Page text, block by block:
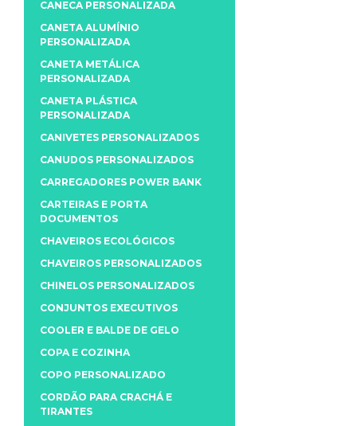
CANECA PERSONALIZADA
CANETA ALUMÍNIO
PERSONALIZADA
CANETA METÁLICA
PERSONALIZADA
CANETA PLÁSTICA
PERSONALIZADA
CANIVETES PERSONALIZADOS
CANUDOS PERSONALIZADOS
CARREGADORES POWER BANK
CARTEIRAS E PORTA
DOCUMENTOS
CHAVEIROS ECOLÓGICOS
CHAVEIROS PERSONALIZADOS
CHINELOS PERSONALIZADOS
CONJUNTOS EXECUTIVOS
COOLER E BALDE DE GELO
COPA E COZINHA
COPO PERSONALIZADO
CORDÃO PARA CRACHÁ E
TIRANTES